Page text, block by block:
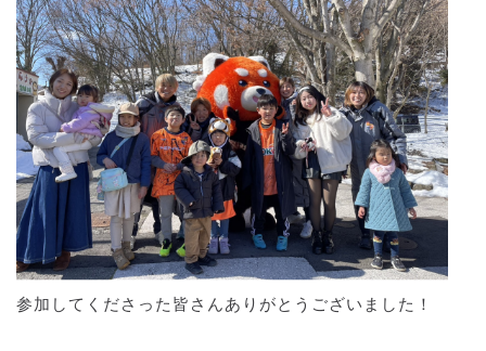
参加してくださった皆さんありがとうございました！